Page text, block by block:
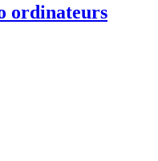
ordinateurs